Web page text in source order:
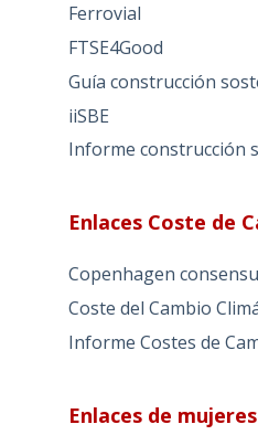
Ferrovial
FTSE4Good
Guía construcción
iiSBE
Informe construcción
Enlaces Coste de
Copenhagen
Coste del Cambio
Informe Costes de
Enlaces de mujeres